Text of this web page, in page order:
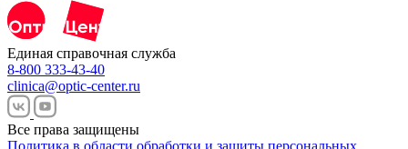
Единая справочная служба
8-800 333-43-40
clinica@optic-center.ru
Все права защищены
Политика в области обработки и защиты персональных